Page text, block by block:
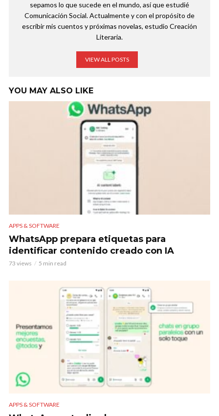
sepamos lo que sucede en el mundo, así que estudié
Comunicación Social. Actualmente y con el propósito de
escribir mis cuentos y próximas novelas, estudio Creación
Literaria.
VIEW ALL POSTS
YOU MAY ALSO LIKE
APPS & SOFTWARE
WhatsApp prepara etiquetas para
identificar contenido creado con IA
73 views 5 min read
APPS & SOFTWARE